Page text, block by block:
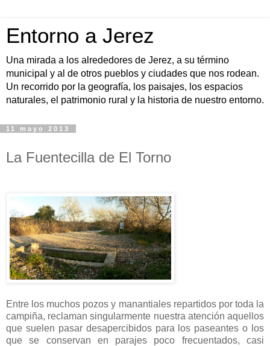
Entorno a Jerez
Una mirada a los alrededores de Jerez, a su término
municipal y al de otros pueblos y ciudades que nos rodean.
Un recorrido por la geografía, los paisajes, los espacios
naturales, el patrimonio rural y la historia de nuestro entorno.
11 mayo 2013
La Fuentecilla de El Torno
Entre los muchos pozos y manantiales repartidos por toda la
campiña, reclaman singularmente nuestra atención aquellos
que suelen pasar desapercibidos para los paseantes o los
que se conservan en parajes poco frecuentados, casi